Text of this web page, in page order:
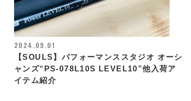
2024.09.01
【SOULS】パフォーマンススタジオ オーシ
ャンズ“PS-078L10S LEVEL10”他入荷ア
イテム紹介